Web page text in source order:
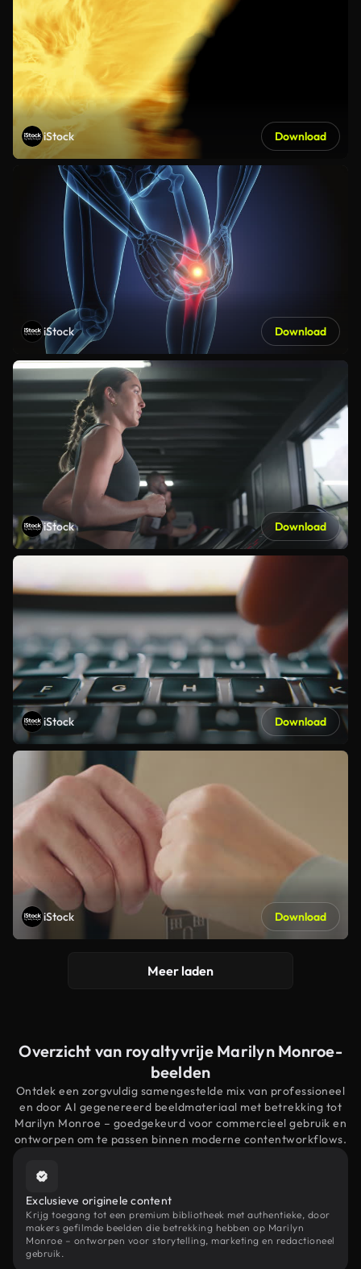
iStock Download
iStock Download
iStock Download
iStock Download
iStock Download
Meer laden
Overzicht van royaltyvrije Marilyn Monroe-
beelden
Ontdek een zorgvuldig samengestelde mix van professioneel
en door AI gegenereerd beeldmateriaal met betrekking tot
Marilyn Monroe – goedgekeurd voor commercieel gebruik en
ontworpen om te passen binnen moderne contentworkflows.
Exclusieve originele content
Krijg toegang tot een premium bibliotheek met authentieke, door
makers gefilmde beelden die betrekking hebben op Marilyn
Monroe – ontworpen voor storytelling, marketing en redactioneel
gebruik.